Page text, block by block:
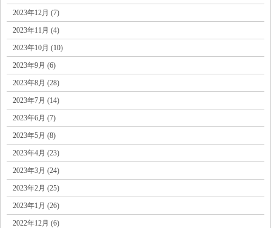
2023年12月 (7)
2023年11月 (4)
2023年10月 (10)
2023年9月 (6)
2023年8月 (28)
2023年7月 (14)
2023年6月 (7)
2023年5月 (8)
2023年4月 (23)
2023年3月 (24)
2023年2月 (25)
2023年1月 (26)
2022年12月 (6)